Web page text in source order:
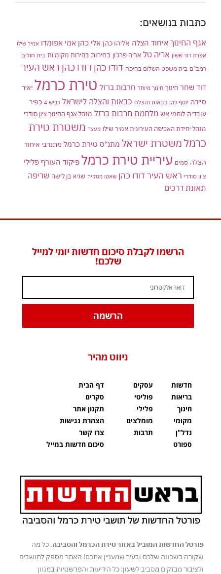
כתבות בנושאים:
אגף החינוך איחוד הצלה אליהו כהן אלי כהן אמי אפומדו אמיר שילו
אפרת דוד ששון אריה טל אריה פרג'ון בחירות בחירות מקומיות בית חולים
רמב"ם בית משפט השלום בחיפה דודו כהן דודו כהן ראש העיר
דוד שחר חינוך חינוך מיוחד חרבות ברזל טירת כרמל יאיר
סיידה יוסף כהן כבאות והצלה כבאות והצלה לישראל כביש 4
כפיר
עובדיה לוחמי אש מלחמת חרבות ברזל מנהל אגף החינוך ציון סודרי
מנהל יחידת האכיפה העירונית אמיר שילו מעצר משטרת טירת
כרמלמשטרת ישראל מתנ"ס טירת כרמל מתנדבי איחוד
הצלה סמים עיריית טירת כרמל פיקוד העורף פלילי
ציון סודרי ראש העיר דודו כהן שאטו מטקיה שגיא בן לישה שריפה
תאונת דרכים
הרשמו לקבלת סיכום חדשות יומי למייל
שלכם!
הרשמה
ניווט מהיר
חדשות
בריאות
חינוך
מקומי
נדל"ן
ספורט
עסקים
פוליטי
פלילי
מומלצים
תרבות
דף הבית
סקרים
תקנון אתר
הצהרת נגישות
צרו קשר
סיכום חדשות במייל
פורטל החדשות המוביל באזור טירת הכרמל והסביבה. כל מה
שקורה בשכונה שלכם ובעיר שמעניין אתכם! האתר מספק לתושבים
ולציבור מבזקים מסביב לשעון: כל הידיעות והפרשנויות במגוון